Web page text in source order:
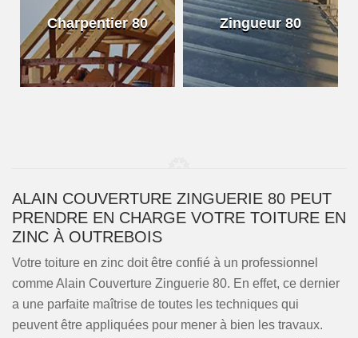
Charpentier 80 Zingueur 80
ALAIN COUVERTURE ZINGUERIE 80 PEUT
PRENDRE EN CHARGE VOTRE TOITURE EN
ZINC À OUTREBOIS
Votre toiture en zinc doit être confié à un professionnel
comme Alain Couverture Zinguerie 80. En effet, ce dernier
a une parfaite maîtrise de toutes les techniques qui
peuvent être appliquées pour mener à bien les travaux.